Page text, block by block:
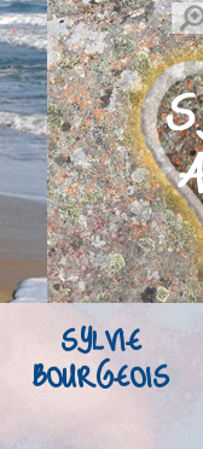
SYLVIE
BOURGEOIS